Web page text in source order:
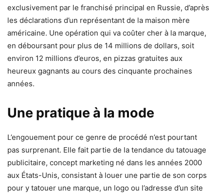
exclusivement par le franchisé principal en Russie, d’après
les déclarations d’un représentant de la maison mère
américaine. Une opération qui va coûter cher à la marque,
en déboursant pour plus de 14 millions de dollars, soit
environ 12 millions d’euros, en pizzas gratuites aux
heureux gagnants au cours des cinquante prochaines
années.
Une pratique à la mode
L’engouement pour ce genre de procédé n’est pourtant
pas surprenant. Elle fait partie de la tendance du tatouage
publicitaire, concept marketing né dans les années 2000
aux États-Unis, consistant à louer une partie de son corps
pour y tatouer une marque, un logo ou l’adresse d’un site